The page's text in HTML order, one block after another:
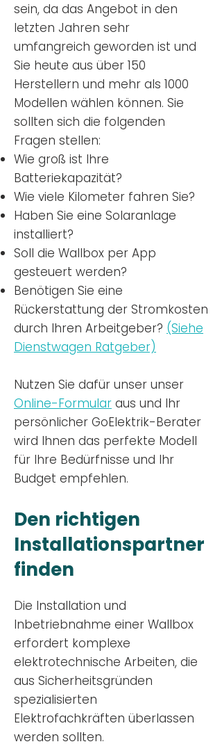
sein, da das Angebot in den
letzten Jahren sehr
umfangreich geworden ist und
Sie heute aus über 150
Herstellern und mehr als 1000
Modellen wählen können. Sie
sollten sich die folgenden
Fragen stellen:
Wie groß ist Ihre
Batteriekapazität?
Wie viele Kilometer fahren Sie?
Haben Sie eine Solaranlage
installiert?
Soll die Wallbox per App
gesteuert werden?
Benötigen Sie eine
Rückerstattung der Stromkosten
durch Ihren Arbeitgeber? (Siehe
Dienstwagen Ratgeber)
Nutzen Sie dafür unser unser
Online-Formular aus und Ihr
persönlicher GoElektrik-Berater
wird Ihnen das perfekte Modell
für Ihre Bedürfnisse und Ihr
Budget empfehlen.
Den richtigen
Installationspartner
finden
Die Installation und
Inbetriebnahme einer Wallbox
erfordert komplexe
elektrotechnische Arbeiten, die
aus Sicherheitsgründen
spezialisierten
Elektrofachkräften überlassen
werden sollten.